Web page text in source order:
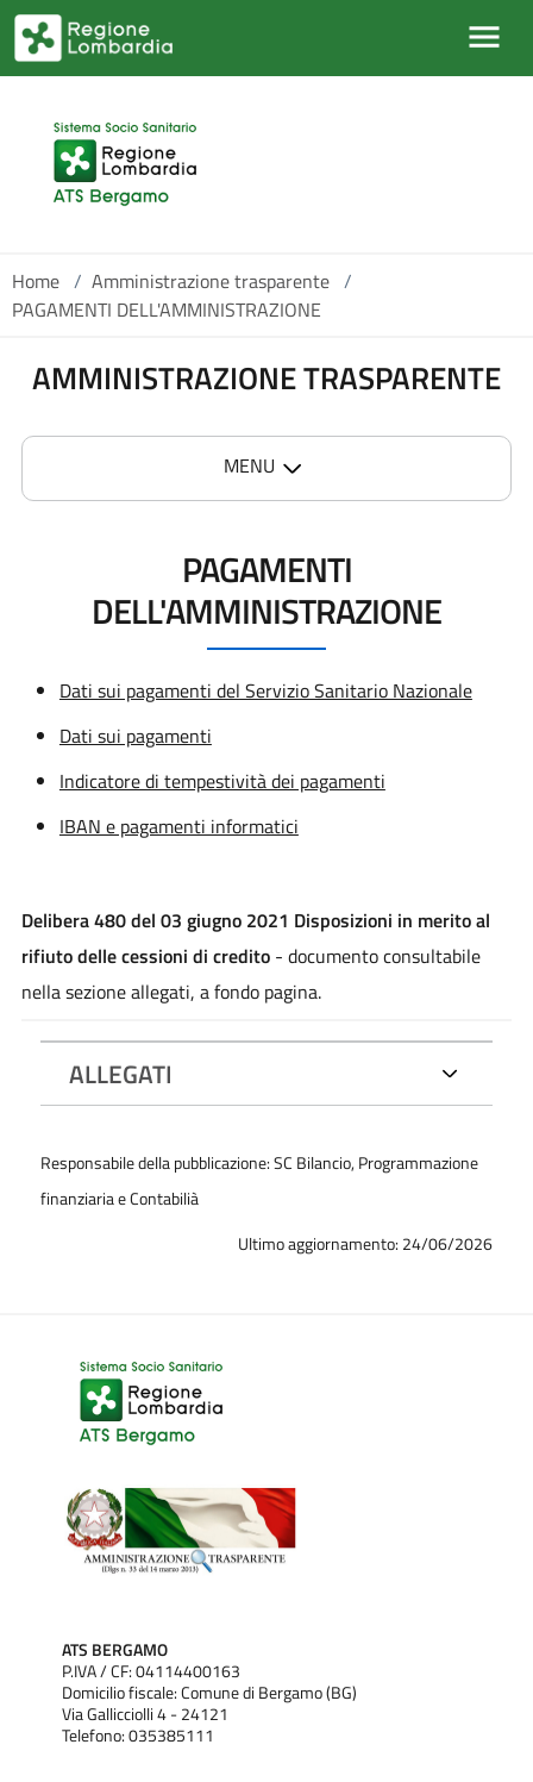
Salta al contenuto principale
Home / Amministrazione trasparente /
PAGAMENTI DELL'AMMINISTRAZIONE
AMMINISTRAZIONE TRASPARENTE
MENU
PAGAMENTI
DELL'AMMINISTRAZIONE
Dati sui pagamenti del Servizio Sanitario Nazionale
Dati sui pagamenti
Indicatore di tempestività dei pagamenti
IBAN e pagamenti informatici
Delibera 480 del 03 giugno 2021 Disposizioni in merito al
rifiuto delle cessioni di credito- documento consultabile
nella sezione allegati, a fondo pagina.
ALLEGATI
Responsabile della pubblicazione: SC Bilancio, Programmazione
finanziaria e Contabilià
Ultimo aggiornamento: 24/06/2026
ATS BERGAMO
P.IVA / CF: 04114400163
Domicilio fiscale: Comune di Bergamo (BG)
Via Gallicciolli 4 - 24121
Telefono: 035385111